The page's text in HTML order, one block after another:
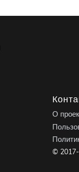
О
©